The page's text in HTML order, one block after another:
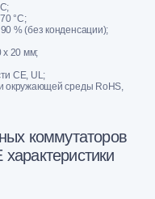
°C;
% (без конденсации);
x 20 мм;
CE, UL;
окружающей среды RoHS,
коммутаторов